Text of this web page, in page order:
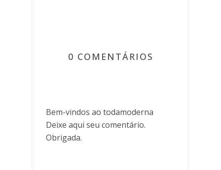
0 COMENTÁRIOS
Bem-vindos ao todamoderna
Deixe aqui seu comentário.
Obrigada.